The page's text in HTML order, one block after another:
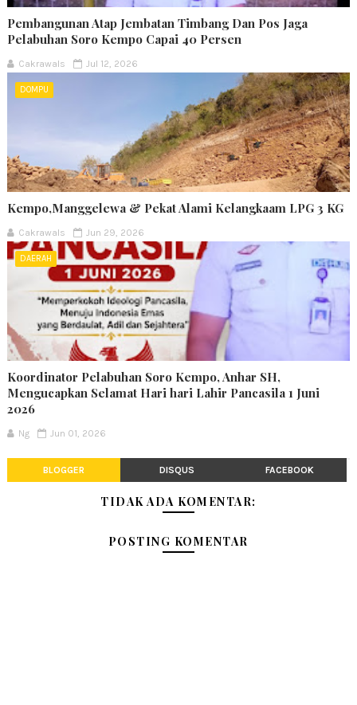
Pembangunan Atap Jembatan Timbang Dan Pos Jaga
Pelabuhan Soro Kempo Capai 40 Persen
Cakrawals Jul 12, 2026
DOMPU
Kempo,Manggelewa & Pekat Alami Kelangkaam LPG 3 KG
Cakrawals Jun 29, 2026
DAERAH
Koordinator Pelabuhan Soro Kempo, Anhar SH,
Mengucapkan Selamat Hari hari Lahir Pancasila 1 Juni
2026
Ng Jun 01, 2026
BLOGGER DISQUS FACEBOOK
TIDAK ADA KOMENTAR:
POSTING KOMENTAR